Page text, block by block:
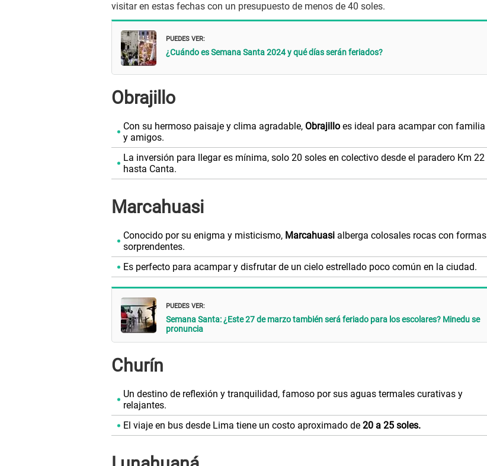
visitar en estas fechas con un presupuesto de menos de 40 soles.
PUEDES VER:
¿Cuándo es Semana Santa 2024 y qué días serán feriados?
Obrajillo
Con su hermoso paisaje y clima agradable, Obrajillo es ideal para acampar con familia
y amigos.
La inversión para llegar es mínima, solo 20 soles en colectivo desde el paradero Km 22
hasta Canta.
Marcahuasi
Conocido por su enigma y misticismo, Marcahuasi alberga colosales rocas con formas
sorprendentes.
Es perfecto para acampar y disfrutar de un cielo estrellado poco común en la ciudad.
PUEDES VER:
Semana Santa: ¿Este 27 de marzo también será feriado para los escolares? Minedu se
pronuncia
Churín
Un destino de reflexión y tranquilidad, famoso por sus aguas termales curativas y
relajantes.
El viaje en bus desde Lima tiene un costo aproximado de 20 a 25 soles.